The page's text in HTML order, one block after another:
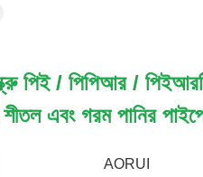
পিই / পিপিআর /
শীতল এবং গরম পানির
AORUI